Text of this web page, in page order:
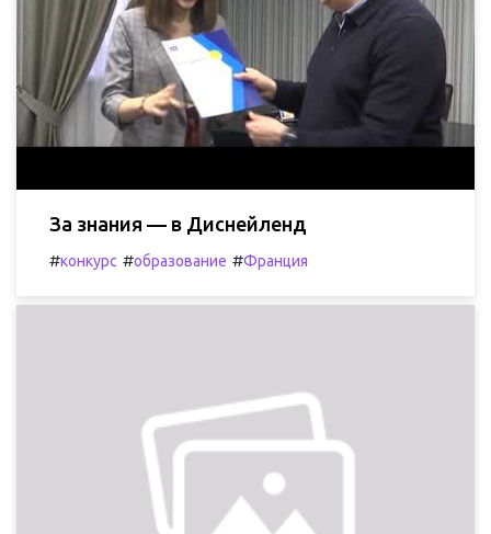
За знания — в Диснейленд
#конкурс #образование #Франция